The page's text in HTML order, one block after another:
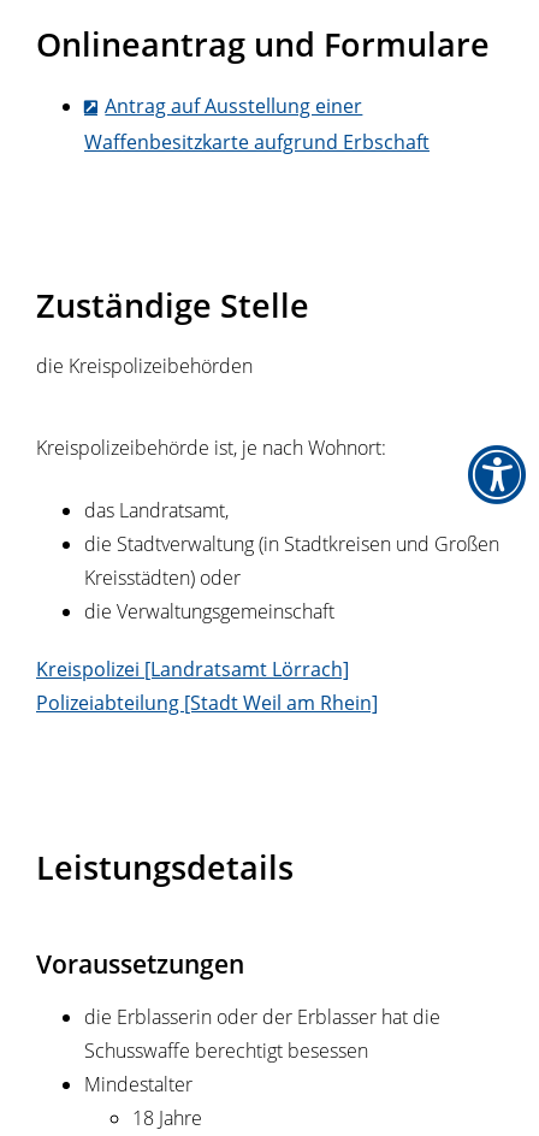
Onlineantrag und Formulare
Antrag auf Ausstellung einer
Waffenbesitzkarte aufgrund Erbschaft
Zuständige Stelle
die Kreispolizeibehörden
Kreispolizeibehörde ist, je nach Wohnort:
das Landratsamt,
die Stadtverwaltung (in Stadtkreisen und Großen
Kreisstädten) oder
die Verwaltungsgemeinschaft
Kreispolizei [Landratsamt Lörrach]
Polizeiabteilung [Stadt Weil am Rhein]
Leistungsdetails
Voraussetzungen
die Erblasserin oder der Erblasser hat die
Schusswaffe berechtigt besessen
Mindestalter
18 Jahre